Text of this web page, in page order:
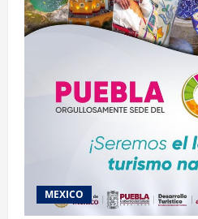
MEXICO